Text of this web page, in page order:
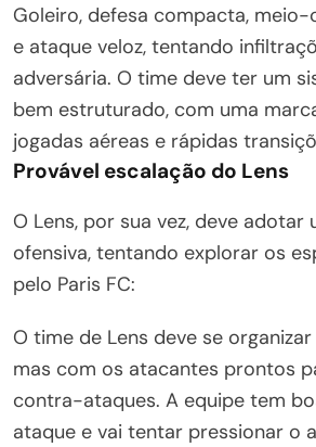
Goleiro, defesa compacta,
e ataque veloz, tentando
adversária. O time deve ter um
bem estruturado, com uma
jogadas aéreas e rápidas
Provável escalação do Lens
O Lens, por sua vez, deve adotar
ofensiva, tentando explorar os
pelo Paris FC:
O time de Lens deve se
mas com os atacantes prontos
contra-ataques. A equipe tem
ataque e vai tentar pressionar o